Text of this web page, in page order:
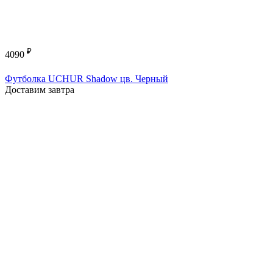
4090 ₽
Футболка UCHUR Shadow цв. Черный
Доставим завтра